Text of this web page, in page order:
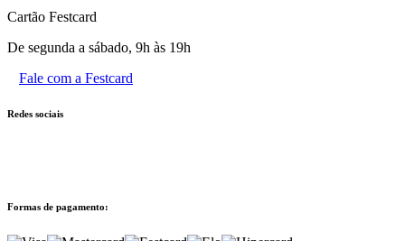
Cartão Festcard
De segunda a sábado, 9h às 19h
Fale com a Festcard
Redes sociais
Formas de pagamento: